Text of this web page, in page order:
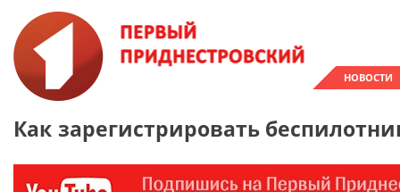
НОВОСТИ
Как зарегистрировать